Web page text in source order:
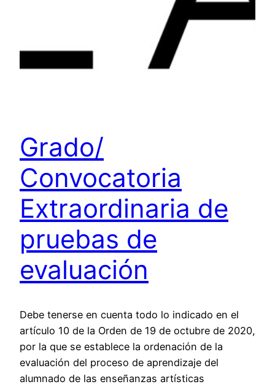
Grado/
Convocatoria
Extraordinaria de
pruebas de
evaluación
Debe tenerse en cuenta todo lo indicado en el
artículo 10 de la Orden de 19 de octubre de 2020,
por la que se establece la ordenación de la
evaluación del proceso de aprendizaje del
alumnado de las enseñanzas artísticas